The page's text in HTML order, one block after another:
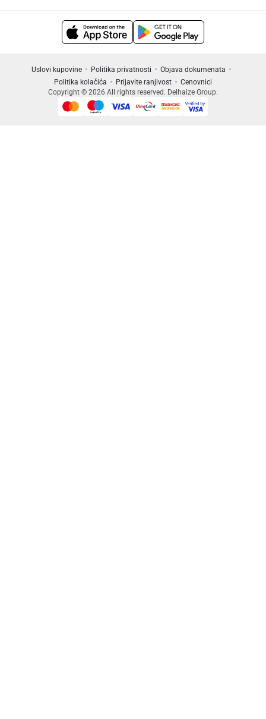
Uslovi kupovine Politika privatnosti
Objava dokumenata
Politika kolačića
Prijavite ranjivost
Cenovnici
Copyright © 2026 All rights reserved. Delhaize Group.